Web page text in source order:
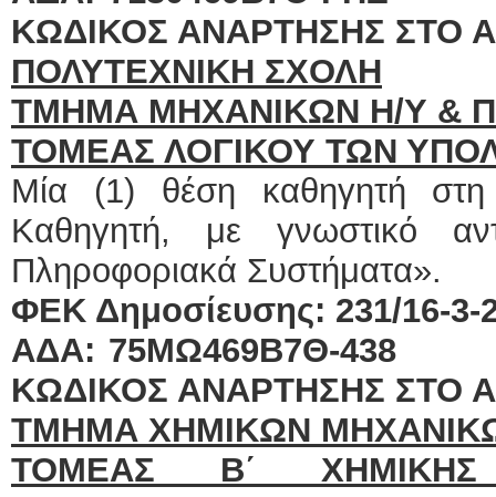
ΚΩΔΙΚΟΣ ΑΝΑΡΤΗΣΗΣ ΣΤΟ
ΠΟΛΥΤΕΧΝΙΚΗ ΣΧΟΛΗ
ΤΜΗΜΑ ΜΗΧΑΝΙΚΩΝ Η/Υ &
ΤΟΜΕΑΣ ΛΟΓΙΚΟΥ ΤΩΝ
Μία (1) θέση καθηγητή στη
Καθηγητή, με γνωστικό
Πληροφοριακά Συστήματα».
ΦΕΚ Δημοσίευσης: 231/16-3-
ΑΔΑ:
ΚΩΔΙΚΟΣ ΑΝΑΡΤΗΣΗΣ ΣΤΟ
ΤΜΗΜΑ ΧΗΜΙΚΩΝ
ΤΟΜΕΑΣ Β΄ ΧΗΜΙΚΗΣ